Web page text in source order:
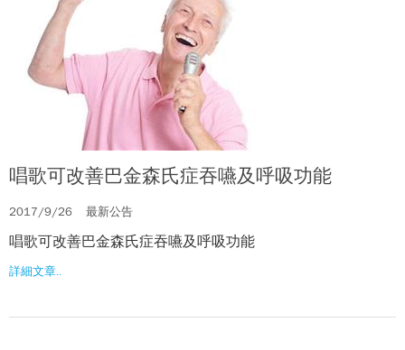
唱歌可改善巴金森氏症吞嚥及呼吸功能
2017/9/26 最新公告
唱歌可改善巴金森氏症吞嚥及呼吸功能
詳細文章..